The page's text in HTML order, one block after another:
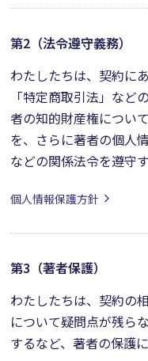
第2（法令遵守義務）
わたしたちは、契約に
「特定商取引法」など
者の知的財産権につい
を、さらに著者の個人
などの関係法令を遵守
個人情報保護方針
第3（著者保護）
わたしたちは、契約の
について疑問点が残ら
するなど、著者の保護に